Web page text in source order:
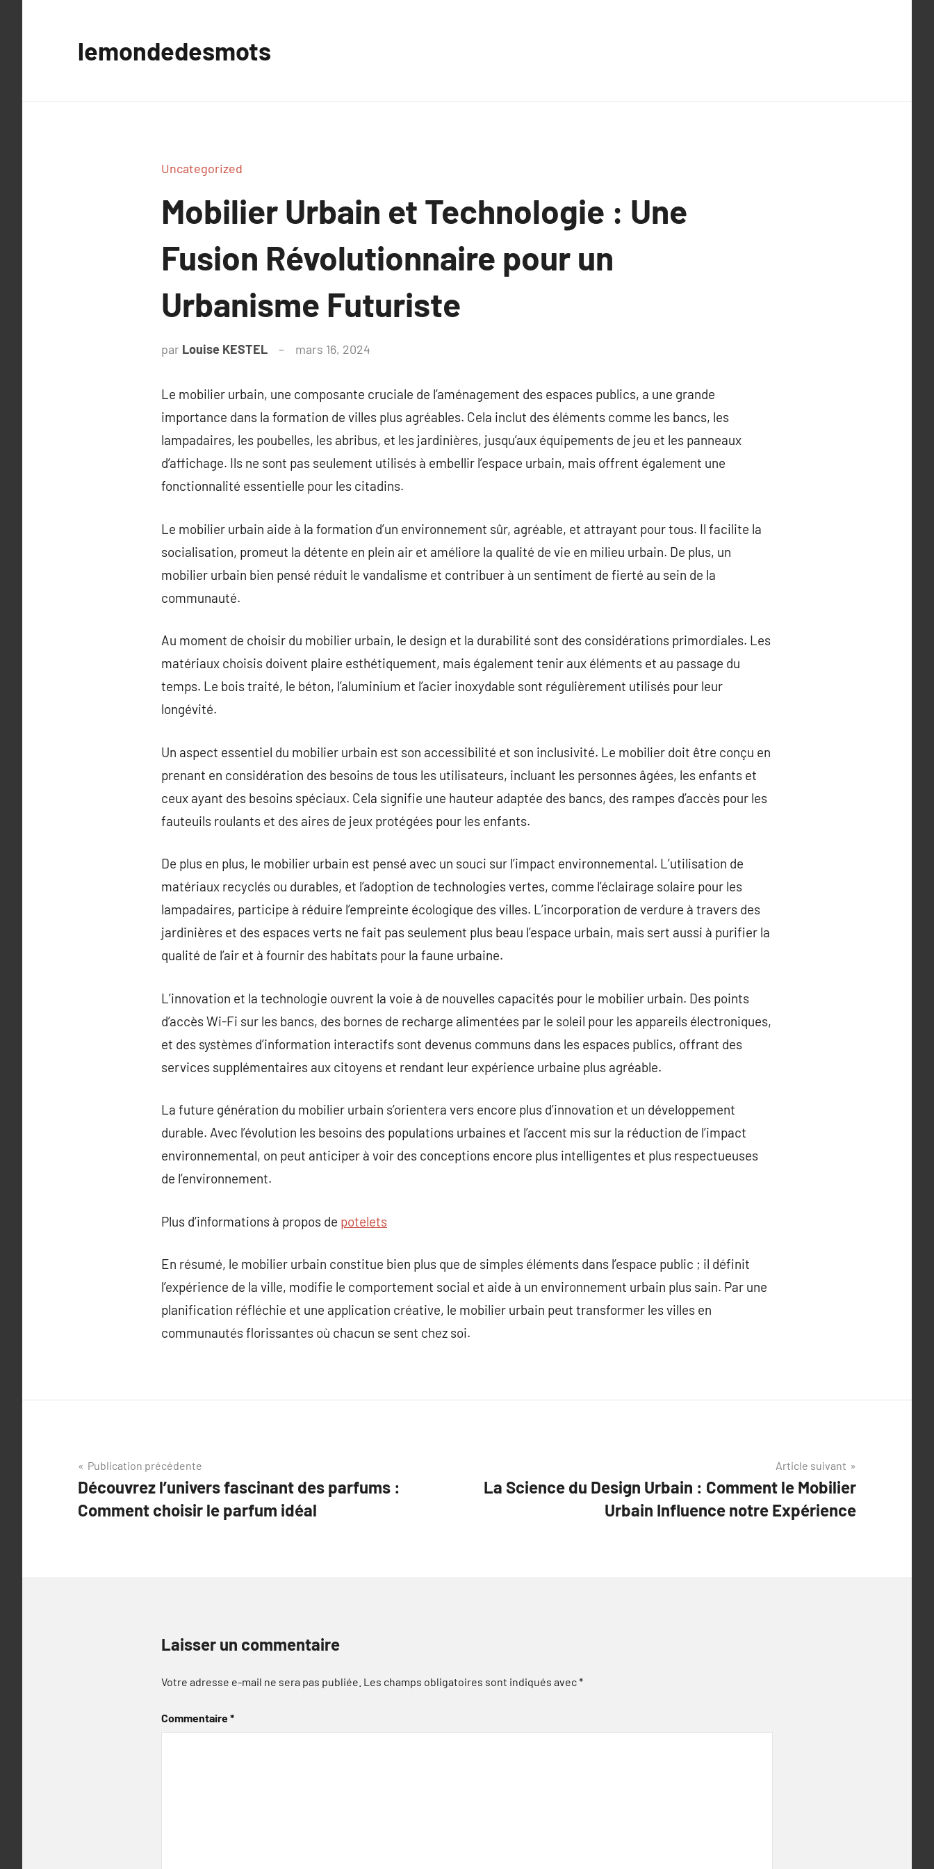
lemondedesmots
Uncategorized
Mobilier Urbain et Technologie : Une
Fusion Révolutionnaire pour un
Urbanisme Futuriste
par Louise KESTEL mars 16, 2024
Le mobilier urbain, une composante cruciale de l’aménagement des espaces publics, a une grande
importance dans la formation de villes plus agréables. Cela inclut des éléments comme les bancs, les
lampadaires, les poubelles, les abribus, et les jardinières, jusqu’aux équipements de jeu et les panneaux
d’affichage. Ils ne sont pas seulement utilisés à embellir l’espace urbain, mais offrent également une
fonctionnalité essentielle pour les citadins.
Le mobilier urbain aide à la formation d’un environnement sûr, agréable, et attrayant pour tous. Il facilite la
socialisation, promeut la détente en plein air et améliore la qualité de vie en milieu urbain. De plus, un
mobilier urbain bien pensé réduit le vandalisme et contribuer à un sentiment de fierté au sein de la
communauté.
Au moment de choisir du mobilier urbain, le design et la durabilité sont des considérations primordiales. Les
matériaux choisis doivent plaire esthétiquement, mais également tenir aux éléments et au passage du
temps. Le bois traité, le béton, l’aluminium et l’acier inoxydable sont régulièrement utilisés pour leur
longévité.
Un aspect essentiel du mobilier urbain est son accessibilité et son inclusivité. Le mobilier doit être conçu en
prenant en considération des besoins de tous les utilisateurs, incluant les personnes âgées, les enfants et
ceux ayant des besoins spéciaux. Cela signifie une hauteur adaptée des bancs, des rampes d’accès pour les
fauteuils roulants et des aires de jeux protégées pour les enfants.
De plus en plus, le mobilier urbain est pensé avec un souci sur l’impact environnemental. L’utilisation de
matériaux recyclés ou durables, et l’adoption de technologies vertes, comme l’éclairage solaire pour les
lampadaires, participe à réduire l’empreinte écologique des villes. L’incorporation de verdure à travers des
jardinières et des espaces verts ne fait pas seulement plus beau l’espace urbain, mais sert aussi à purifier la
qualité de l’air et à fournir des habitats pour la faune urbaine.
L’innovation et la technologie ouvrent la voie à de nouvelles capacités pour le mobilier urbain. Des points
d’accès Wi-Fi sur les bancs, des bornes de recharge alimentées par le soleil pour les appareils électroniques,
et des systèmes d’information interactifs sont devenus communs dans les espaces publics, offrant des
services supplémentaires aux citoyens et rendant leur expérience urbaine plus agréable.
La future génération du mobilier urbain s’orientera vers encore plus d’innovation et un développement
durable. Avec l’évolution les besoins des populations urbaines et l’accent mis sur la réduction de l’impact
environnemental, on peut anticiper à voir des conceptions encore plus intelligentes et plus respectueuses
de l’environnement.
Plus d’informations à propos de potelets
En résumé, le mobilier urbain constitue bien plus que de simples éléments dans l’espace public ; il définit
l’expérience de la ville, modifie le comportement social et aide à un environnement urbain plus sain. Par une
planification réfléchie et une application créative, le mobilier urbain peut transformer les villes en
communautés florissantes où chacun se sent chez soi.
Navigation
de
l’article
Publication précédente
Découvrez l’univers fascinant des parfums :
Comment choisir le parfum idéal
Article suivant
La Science du Design Urbain : Comment le Mobilier
Urbain Influence notre Expérience
Laisser un commentaire
Votre adresse e-mail ne sera pas publiée. Les champs obligatoires sont indiqués avec*
Commentaire*